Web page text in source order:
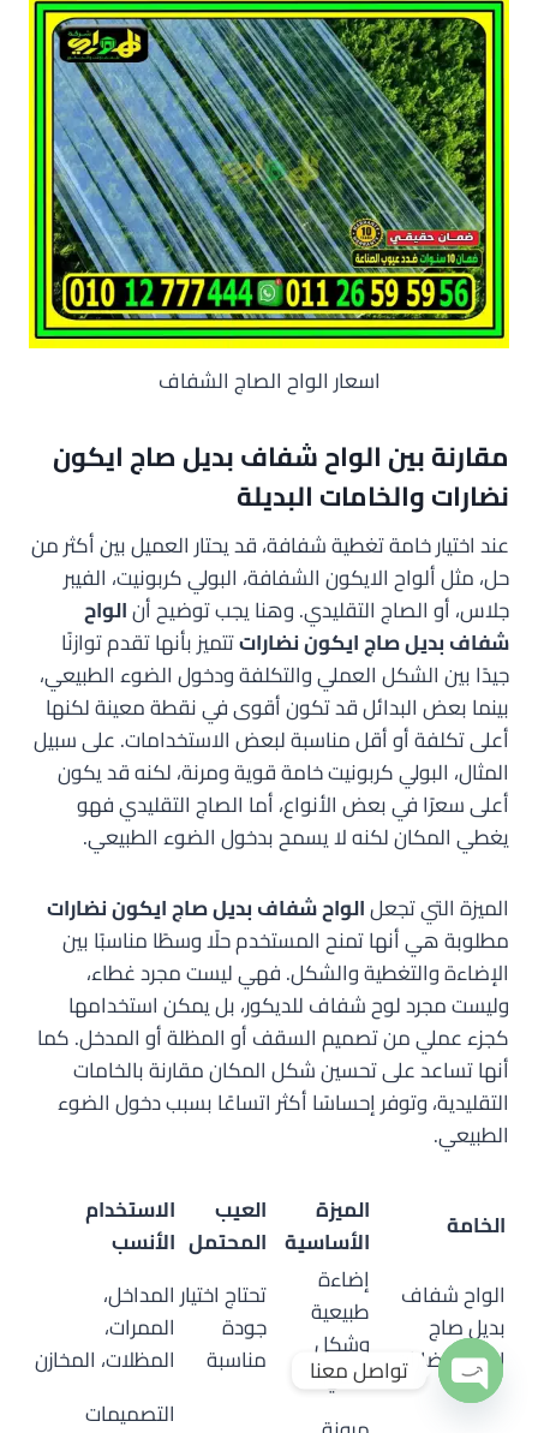
اسعار الواح الصاج الشفاف
مقارنة بين الواح شفاف بديل صاج ايكون
نضارات والخامات البديلة
عند اختيار خامة تغطية شفافة، قد يحتار العميل بين أكثر من
حل، مثل ألواح الايكون الشفافة، البولي كربونيت، الفيبر
جلاس، أو الصاج التقليدي. وهنا يجب توضيح أنالواح
شفاف بديل صاج ايكون نضاراتتتميز بأنها تقدم توازنًا
جيدًا بين الشكل العملي والتكلفة ودخول الضوء الطبيعي،
بينما بعض البدائل قد تكون أقوى في نقطة معينة لكنها
أعلى تكلفة أو أقل مناسبة لبعض الاستخدامات. على سبيل
المثال، البولي كربونيت خامة قوية ومرنة، لكنه قد يكون
أعلى سعرًا في بعض الأنواع، أما الصاج التقليدي فهو
يغطي المكان لكنه لا يسمح بدخول الضوء الطبيعي.
الميزة التي تجعلالواح شفاف بديل صاج ايكون نضارات
مطلوبة هي أنها تمنح المستخدم حلًا وسطًا مناسبًا بين
الإضاءة والتغطية والشكل. فهي ليست مجرد غطاء،
وليست مجرد لوح شفاف للديكور، بل يمكن استخدامها
كجزء عملي من تصميم السقف أو المظلة أو المدخل. كما
أنها تساعد على تحسين شكل المكان مقارنة بالخامات
التقليدية، وتوفر إحساسًا أكثر اتساعًا بسبب دخول الضوء
الطبيعي.
الخامة
الميزة
الأساسية
العيب
المحتمل
الاستخدام
الأنسب
الواح شفاف
بديل صاج
ايكون نضارات
إضاءة
طبيعية
وشكل
عملي
تحتاج اختيار
جودة
مناسبة
المداخل،
الممرات،
المظلات، المخازن
التصميمات
تواصل معنا